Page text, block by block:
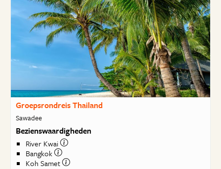
Groepsrondreis Thailand
Sawadee
Bezienswaardigheden
River Kwai
Bangkok
Koh Samet